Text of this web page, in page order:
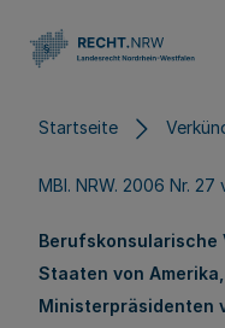
Startseite
MBl. NRW. 2006 Nr. 27
Berufskonsularische
Staaten von
Ministerpräsidenten